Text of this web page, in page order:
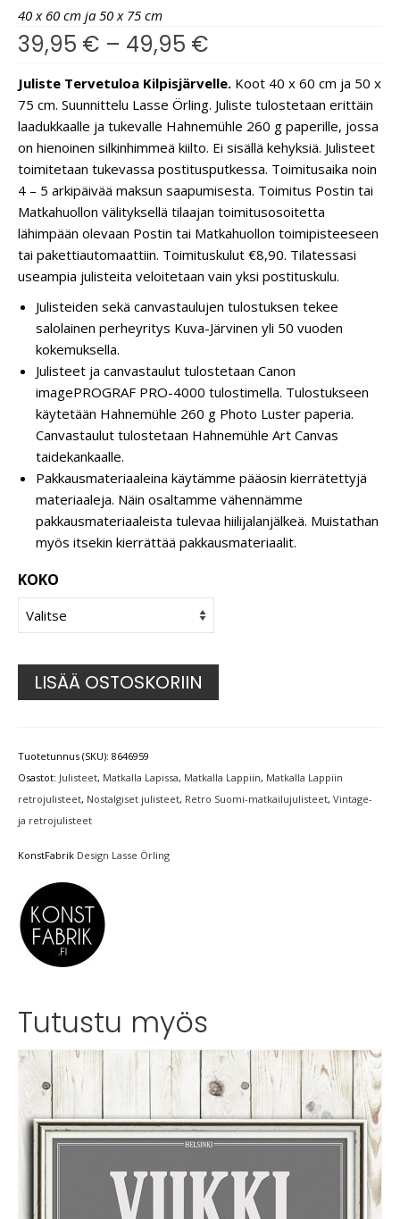
40 x 60 cm ja 50 x 75 cm
39,95 € – 49,95 €
Juliste Tervetuloa Kilpisjärvelle. Koot 40 x 60 cm ja 50 x
75 cm. Suunnittelu Lasse Örling. Juliste tulostetaan erittäin
laadukkaalle ja tukevalle Hahnemühle 260 g paperille, jossa
on hienoinen silkinhimmeä kiilto. Ei sisällä kehyksiä. Julisteet
toimitetaan tukevassa postitusputkessa. Toimitusaika noin
4 – 5 arkipäivää maksun saapumisesta. Toimitus Postin tai
Matkahuollon välityksellä tilaajan toimitusosoitetta
lähimpään olevaan Postin tai Matkahuollon toimipisteeseen
tai pakettiautomaattiin. Toimituskulut €8,90. Tilatessasi
useampia julisteita veloitetaan vain yksi postituskulu.
Julisteiden sekä canvastaulujen tulostuksen tekee
salolainen perheyritys Kuva-Järvinen yli 50 vuoden
kokemuksella.
Julisteet ja canvastaulut tulostetaan Canon
imagePROGRAF PRO-4000 tulostimella. Tulostukseen
käytetään Hahnemühle 260 g Photo Luster paperia.
Canvastaulut tulostetaan Hahnemühle Art Canvas
taidekankaalle.
Pakkausmateriaaleina käytämme pääosin kierrätettyjä
materiaaleja. Näin osaltamme vähennämme
pakkausmateriaaleista tulevaa hiilijalanjälkeä. Muistathan
myös itsekin kierrättää pakkausmateriaalit.
KOKO
LISÄÄ OSTOSKORIIN
Tuotetunnus (SKU): 8646959
Osastot: Julisteet, Matkalla Lapissa, Matkalla Lappiin, Matkalla Lappiin
retrojulisteet, Nostalgiset julisteet, Retro Suomi-matkailujulisteet, Vintage-
ja retrojulisteet
KonstFabrik Design Lasse Örling
Tutustu myös